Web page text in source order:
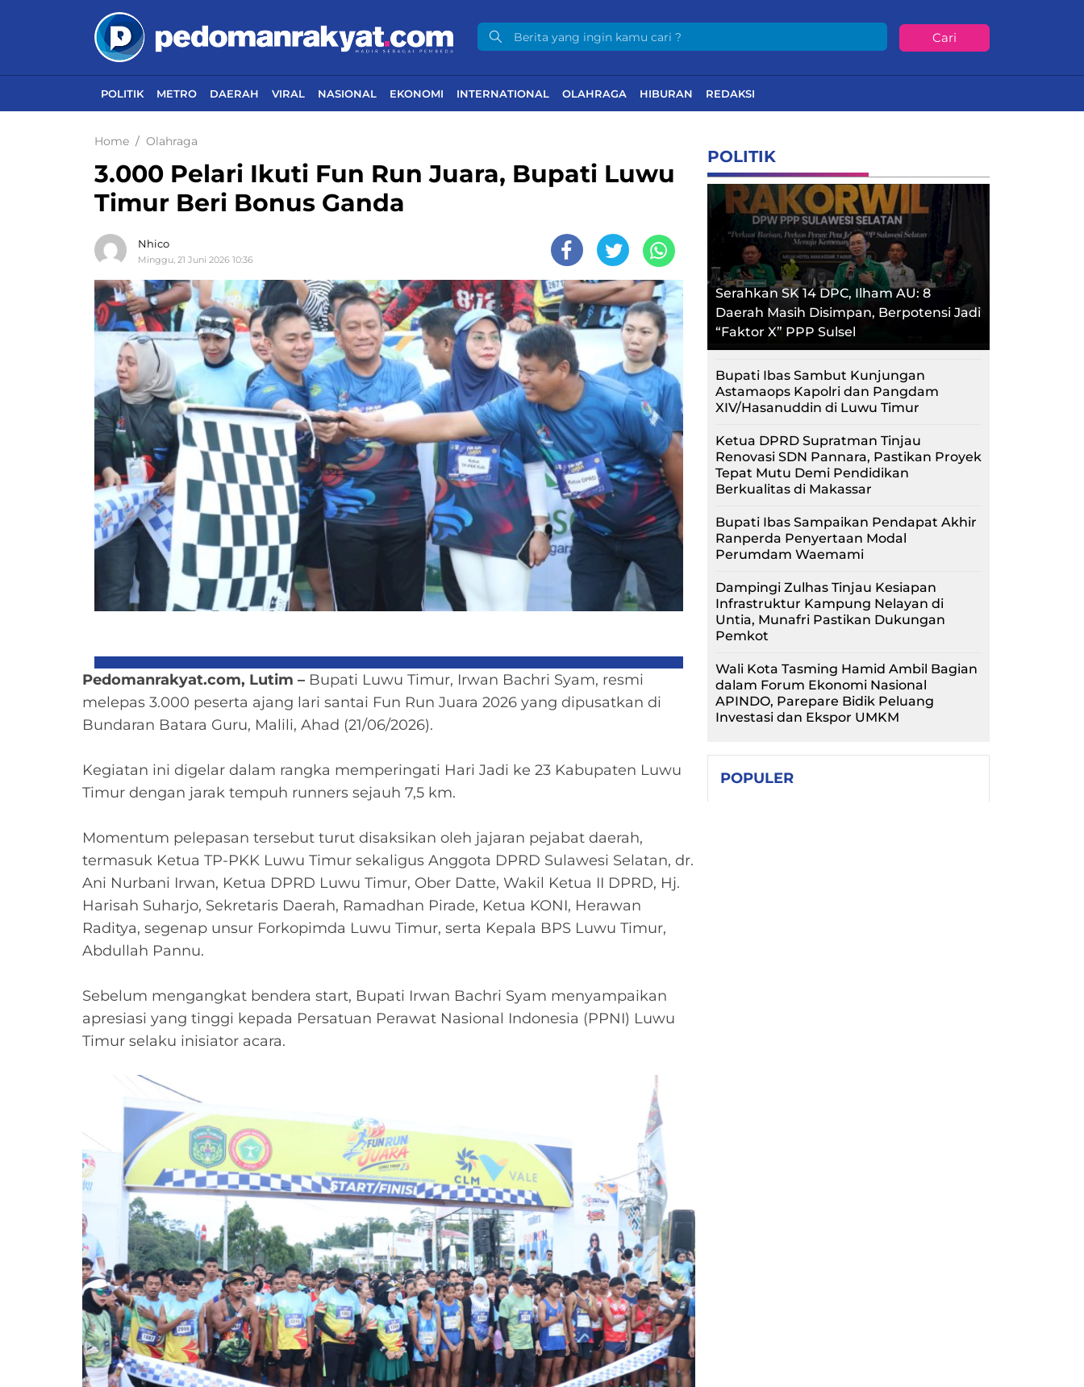
Cari
POLITIK METRO DAERAH VIRAL NASIONAL EKONOMI INTERNATIONAL OLAHRAGA HIBURAN REDAKSI
Home Olahraga
3.000 Pelari Ikuti Fun Run Juara, Bupati Luwu
Timur Beri Bonus Ganda
Nhico
Minggu, 21 Juni 2026 10:36
Pedomanrakyat.com, Lutim – Bupati Luwu Timur, Irwan Bachri Syam, resmi
melepas 3.000 peserta ajang lari santai Fun Run Juara 2026 yang dipusatkan di
Bundaran Batara Guru, Malili, Ahad (21/06/2026).
‎Kegiatan ini digelar dalam rangka memperingati Hari Jadi ke 23 Kabupaten Luwu
Timur dengan jarak tempuh runners sejauh 7,5 km.
‎Momentum pelepasan tersebut turut disaksikan oleh jajaran pejabat daerah,
termasuk Ketua TP-PKK Luwu Timur sekaligus Anggota DPRD Sulawesi Selatan, dr.
Ani Nurbani Irwan, Ketua DPRD Luwu Timur, Ober Datte, Wakil Ketua II DPRD, Hj.
Harisah Suharjo, Sekretaris Daerah, Ramadhan Pirade, Ketua KONI, Herawan
Raditya, segenap unsur Forkopimda Luwu Timur, serta Kepala BPS Luwu Timur,
Abdullah Pannu.
‎Sebelum mengangkat bendera start, Bupati Irwan Bachri Syam menyampaikan
apresiasi yang tinggi kepada Persatuan Perawat Nasional Indonesia (PPNI) Luwu
Timur selaku inisiator acara.
POLITIK
Serahkan SK 14 DPC, Ilham AU: 8
Daerah Masih Disimpan, Berpotensi Jadi
“Faktor X” PPP Sulsel
Bupati Ibas Sambut Kunjungan
Astamaops Kapolri dan Pangdam
XIV/Hasanuddin di Luwu Timur
Ketua DPRD Supratman Tinjau
Renovasi SDN Pannara, Pastikan Proyek
Tepat Mutu Demi Pendidikan
Berkualitas di Makassar
Bupati Ibas Sampaikan Pendapat Akhir
Ranperda Penyertaan Modal
Perumdam Waemami
Dampingi Zulhas Tinjau Kesiapan
Infrastruktur Kampung Nelayan di
Untia, Munafri Pastikan Dukungan
Pemkot
Wali Kota Tasming Hamid Ambil Bagian
dalam Forum Ekonomi Nasional
APINDO, Parepare Bidik Peluang
Investasi dan Ekspor UMKM
POPULER